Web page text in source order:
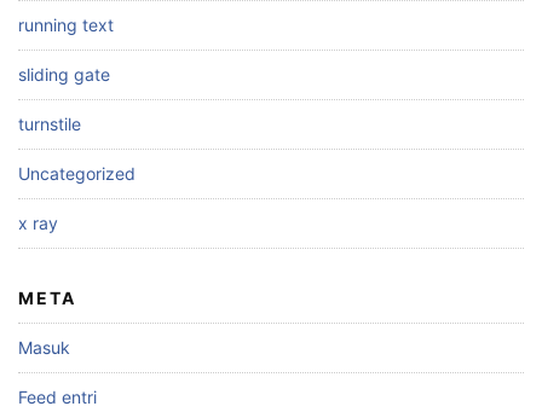
running text
sliding gate
turnstile
Uncategorized
x ray
META
Masuk
Feed entri